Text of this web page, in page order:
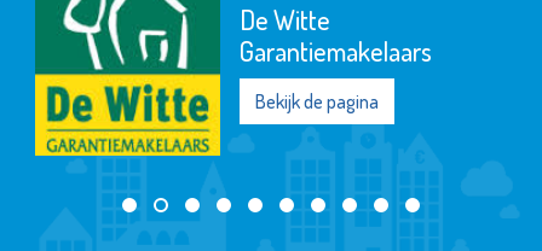
De Witte
Garantiemakelaars
Bekijk de pagina